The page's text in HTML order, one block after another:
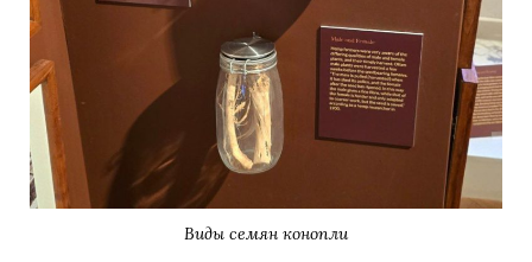
Виды семян конопли